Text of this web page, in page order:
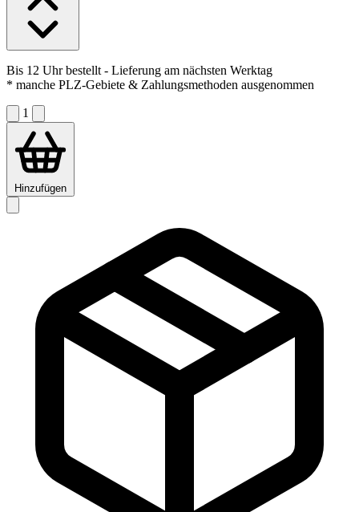
Bis 12 Uhr bestellt - Lieferung am nächsten Werktag
* manche PLZ-Gebiete & Zahlungsmethoden ausgenommen
1
Hinzufügen